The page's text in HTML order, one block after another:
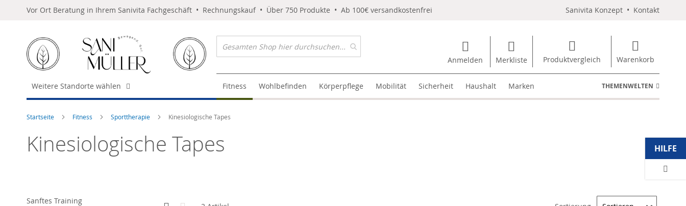
Vor Ort Beratung in Ihrem Sanivita Fachgeschäft • Rechnungskauf • Über 750 Produkte • Ab 100€ versandkostenfrei Sanivita Konzept • Kontakt
Anmelden Merkliste Produktvergleich Warenkorb
Weitere Standorte wählen Fitness Wohlbefinden Körperpflege Mobilität Sicherheit Haushalt Marken THEMENWELTEN
Startseite Fitness Sporttherapie Kinesiologische Tapes
Kinesiologische Tapes
Anzeigen
Sanftes Training
HILFE